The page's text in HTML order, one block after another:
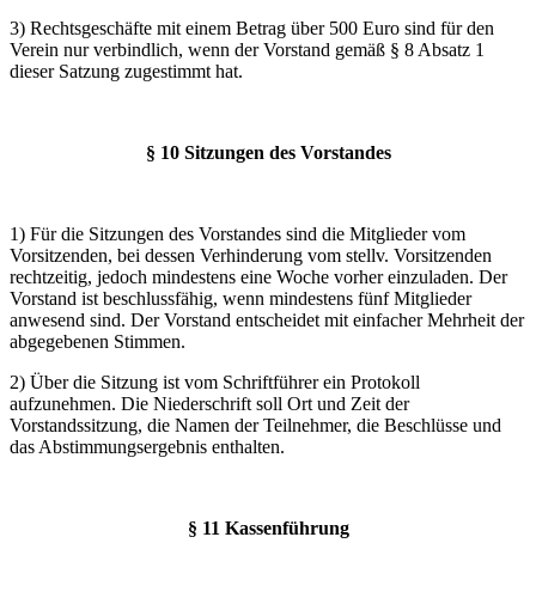
3) Rechtsgeschäfte mit einem Betrag über 500 Euro sind für den
Verein nur verbindlich, wenn der Vorstand gemäß § 8 Absatz 1
dieser Satzung zugestimmt hat.
§ 10 Sitzungen des Vorstandes
1) Für die Sitzungen des Vorstandes sind die Mitglieder vom
Vorsitzenden, bei dessen Verhinderung vom stellv. Vorsitzenden
rechtzeitig, jedoch mindestens eine Woche vorher einzuladen. Der
Vorstand ist beschlussfähig, wenn mindestens fünf Mitglieder
anwesend sind. Der Vorstand entscheidet mit einfacher Mehrheit der
abgegebenen Stimmen.
2) Über die Sitzung ist vom Schriftführer ein Protokoll
aufzunehmen. Die Niederschrift soll Ort und Zeit der
Vorstandssitzung, die Namen der Teilnehmer, die Beschlüsse und
das Abstimmungsergebnis enthalten.
§ 11 Kassenführung